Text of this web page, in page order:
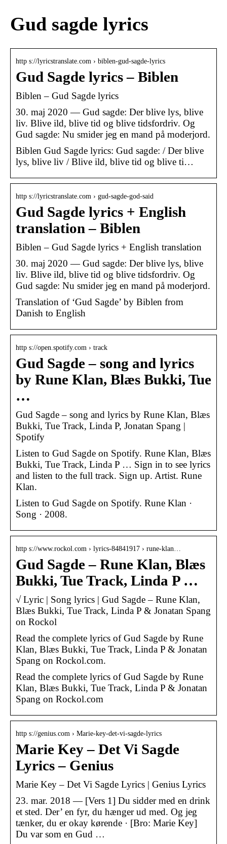
Gud sagde lyrics
http s://lyricstranslate.com › biblen-gud-sagde-lyrics
Gud Sagde lyrics – Biblen
Biblen – Gud Sagde lyrics
30. maj 2020 — Gud sagde: Der blive lys, blive
liv. Blive ild, blive tid og blive tidsfordriv. Og
Gud sagde: Nu smider jeg en mand på moderjord.
Biblen Gud Sagde lyrics: Gud sagde: / Der blive
lys, blive liv / Blive ild, blive tid og blive ti…
http s://lyricstranslate.com › gud-sagde-god-said
Gud Sagde lyrics + English
translation – Biblen
Biblen – Gud Sagde lyrics + English translation
30. maj 2020 — Gud sagde: Der blive lys, blive
liv. Blive ild, blive tid og blive tidsfordriv. Og
Gud sagde: Nu smider jeg en mand på moderjord.
Translation of ‘Gud Sagde’ by Biblen from
Danish to English
http s://open.spotify.com › track
Gud Sagde – song and lyrics
by Rune Klan, Blæs Bukki, Tue
…
Gud Sagde – song and lyrics by Rune Klan, Blæs
Bukki, Tue Track, Linda P, Jonatan Spang |
Spotify
Listen to Gud Sagde on Spotify. Rune Klan, Blæs
Bukki, Tue Track, Linda P … Sign in to see lyrics
and listen to the full track. Sign up. Artist. Rune
Klan.
Listen to Gud Sagde on Spotify. Rune Klan ·
Song · 2008.
http s://www.rockol.com › lyrics-84841917 › rune-klan…
Gud Sagde – Rune Klan, Blæs
Bukki, Tue Track, Linda P …
√ Lyric | Song lyrics | Gud Sagde – Rune Klan,
Blæs Bukki, Tue Track, Linda P & Jonatan Spang
on Rockol
Read the complete lyrics of Gud Sagde by Rune
Klan, Blæs Bukki, Tue Track, Linda P & Jonatan
Spang on Rockol.com.
Read the complete lyrics of Gud Sagde by Rune
Klan, Blæs Bukki, Tue Track, Linda P & Jonatan
Spang on Rockol.com
http s://genius.com › Marie-key-det-vi-sagde-lyrics
Marie Key – Det Vi Sagde
Lyrics – Genius
Marie Key – Det Vi Sagde Lyrics | Genius Lyrics
23. mar. 2018 — [Vers 1] Du sidder med en drink
et sted. Der’ en fyr, du hænger ud med. Og jeg
tænker, du er okay kørende · [Bro: Marie Key]
Du var som en Gud …